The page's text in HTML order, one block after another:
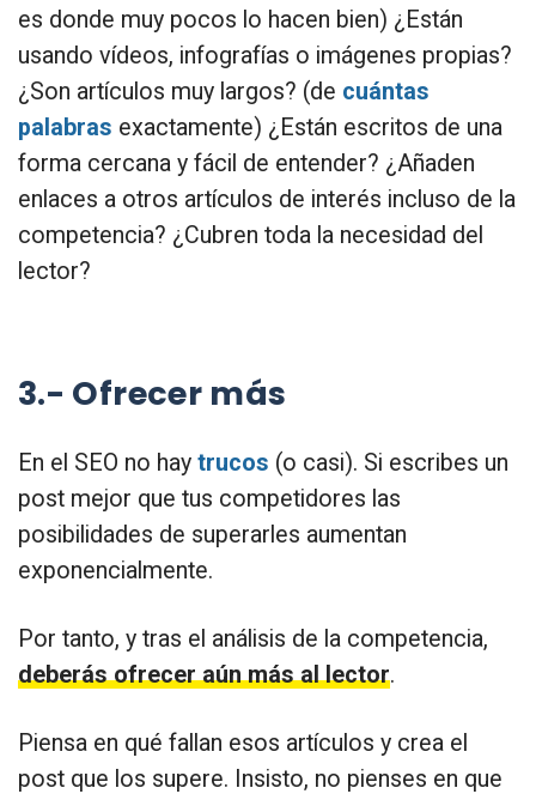
es donde muy pocos lo hacen bien) ¿Están
usando vídeos, infografías o imágenes propias?
¿Son artículos muy largos? (de cuántas
palabras exactamente) ¿Están escritos de una
forma cercana y fácil de entender? ¿Añaden
enlaces a otros artículos de interés incluso de la
competencia? ¿Cubren toda la necesidad del
lector?
3.- Ofrecer más
En el SEO no hay trucos (o casi). Si escribes un
post mejor que tus competidores las
posibilidades de superarles aumentan
exponencialmente.
Por tanto, y tras el análisis de la competencia,
deberás ofrecer aún más al lector.
Piensa en qué fallan esos artículos y crea el
post que los supere. Insisto, no pienses en que